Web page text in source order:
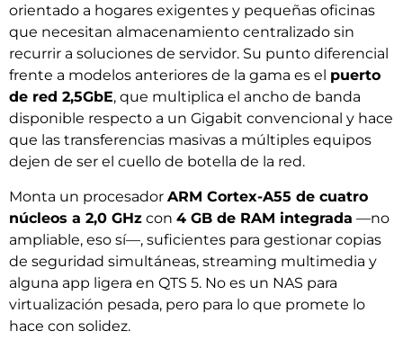
orientado a hogares exigentes y pequeñas oficinas
que necesitan almacenamiento centralizado sin
recurrir a soluciones de servidor. Su punto diferencial
frente a modelos anteriores de la gama es el puerto
de red 2,5GbE, que multiplica el ancho de banda
disponible respecto a un Gigabit convencional y hace
que las transferencias masivas a múltiples equipos
dejen de ser el cuello de botella de la red.
Monta un procesador ARM Cortex-A55 de cuatro
núcleos a 2,0 GHz con 4 GB de RAM integrada —no
ampliable, eso sí—, suficientes para gestionar copias
de seguridad simultáneas, streaming multimedia y
alguna app ligera en QTS 5. No es un NAS para
virtualización pesada, pero para lo que promete lo
hace con solidez.